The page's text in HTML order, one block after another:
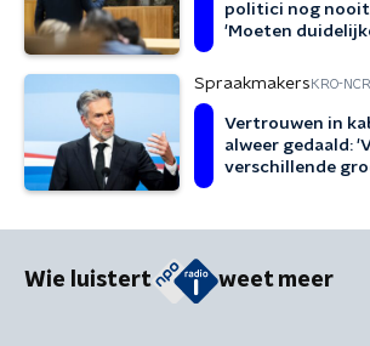
politici nog nooit
'Moeten
Spraakmakers KRO-
Vertrouwen in
alweer gedaald:
verschillende
Wie luistert weet meer